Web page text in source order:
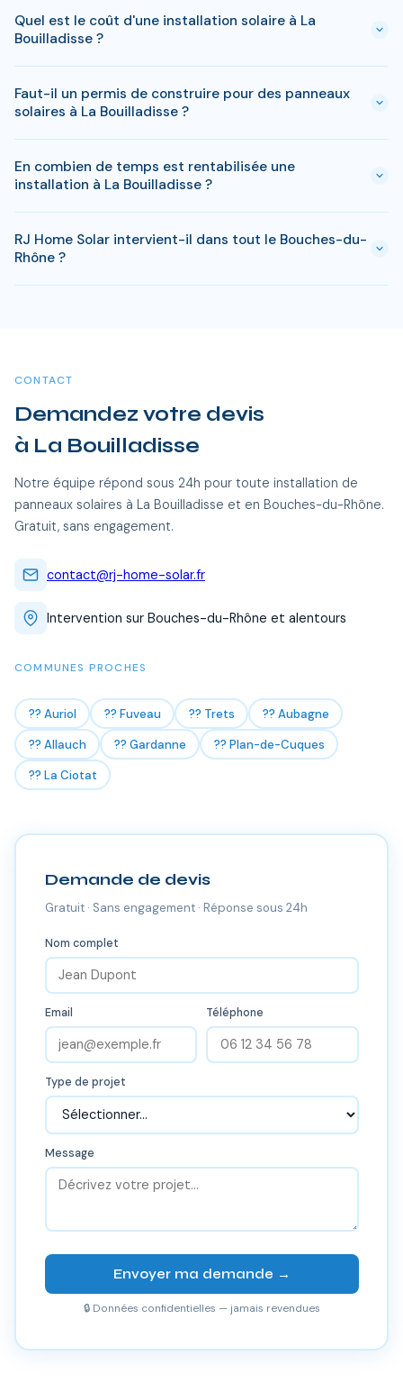
Quel est le coût d'une installation solaire à La
Bouilladisse ?
à 9 kWc). Après les aides disponibles en Bouches-du-Rhône
(MaPrimeRénov', prime autoconsommation, TVA réduite), le
reste à charge peut descendre sous 4 000 € pour une
installation standard de 3 kWc.
Faut-il un permis de construire pour des panneaux
solaires à La Bouilladisse ?
à La Bouilladisse. Si votre bien est classé ou en zone
protégée en Bouches-du-Rhône, des règles spécifiques
peuvent s'appliquer. RJ Home Solar gère toutes ces
démarches sans surcoût.
En combien de temps est rentabilisée une
installation à La Bouilladisse ?
entre 6-8 ans selon votre consommation. Les aides
disponibles en Bouches-du-Rhône permettent de reduire
significativement ce delai.
RJ Home Solar intervient-il dans tout le Bouches-du-
Rhône ?
CONTACT
Demandez votre devis
à La Bouilladisse
Notre équipe répond sous 24h pour toute installation de
panneaux solaires à La Bouilladisse et en Bouches-du-Rhône.
Gratuit, sans engagement.
contact@rj-home-solar.fr
Intervention sur Bouches-du-Rhône et alentours
COMMUNES PROCHES
?? Auriol ?? Fuveau ?? Trets
?? Aubagne
?? Allauch
?? Gardanne
?? Plan-de-Cuques
?? La Ciotat
Demande de devis
Gratuit · Sans engagement · Réponse sous 24h
Nom complet
Email Téléphone
Type de projet
Message
Envoyer ma demande →
🔒 Données confidentielles — jamais revendues